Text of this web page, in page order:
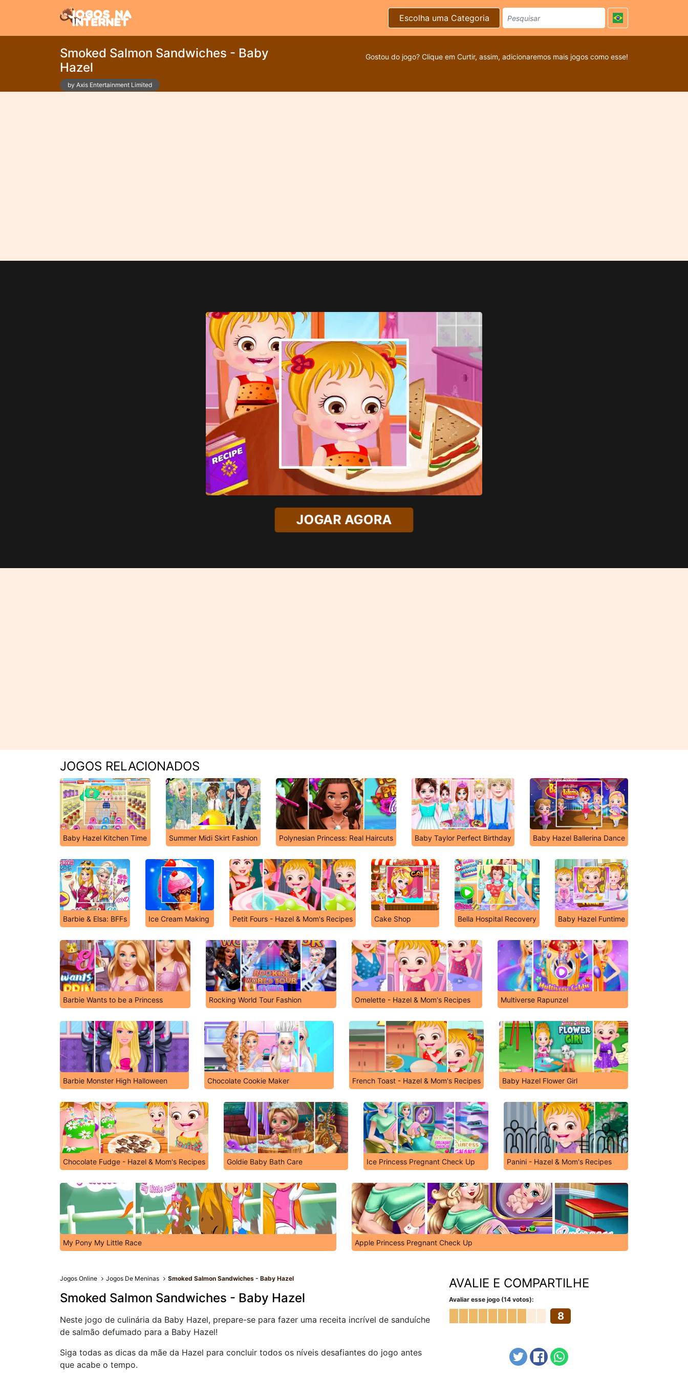
Escolha uma Categoria
Smoked Salmon Sandwiches - Baby
Hazel
by Axis Entertainment Limited
Gostou do jogo? Clique em Curtir, assim, adicionaremos mais jogos como esse!
JOGAR AGORA
JOGOS RELACIONADOS
Baby Hazel Kitchen Time Summer Midi Skirt Fashion Polynesian Princess: Real Haircuts Baby Taylor Perfect Birthday Baby Hazel Ballerina Dance
Barbie & Elsa: BFFs Ice Cream Making Petit Fours - Hazel & Mom's Recipes Cake Shop Bella Hospital Recovery Baby Hazel Funtime
Barbie Wants to be a Princess Rocking World Tour Fashion Omelette - Hazel & Mom's Recipes Multiverse Rapunzel
Barbie Monster High Halloween Chocolate Cookie Maker French Toast - Hazel & Mom's Recipes Baby Hazel Flower Girl
Chocolate Fudge - Hazel & Mom's Recipes Goldie Baby Bath Care Ice Princess Pregnant Check Up Panini - Hazel & Mom's Recipes
My Pony My Little Race Apple Princess Pregnant Check Up
Jogos Online Jogos De Meninas Smoked Salmon Sandwiches - Baby Hazel
Smoked Salmon Sandwiches - Baby Hazel
Neste jogo de culinária da Baby Hazel, prepare-se para fazer uma receita incrível de sanduíche
de salmão defumado para a Baby Hazel!
Siga todas as dicas da mãe da Hazel para concluir todos os níveis desafiantes do jogo antes
que acabe o tempo.
AVALIE E COMPARTILHE
Avaliar esse jogo (14 votos):
8